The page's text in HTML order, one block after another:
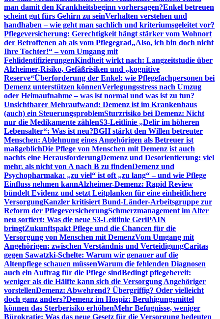
man damit den Krankheitsbeginn vorhersagen?Enkel betreuen
scheint gut fürs Gehirn zu seinVerhalten verstehen und
handhaben – wie geht man sachlich und kriteriumsgeleitet vor?
Pflegeversicherung: Gerechtigkeit hängt stärker vom Wohnort
der Betroffenen ab als vom Pflegegrad„Also, ich bin doch nicht
Ihre Tochter!“ – vom Umgang mit
FehlidentifizierungenKindheit wirkt nach: Langzeitstudie über
Alzheimer-Risiko, Gefäßrisiken und „kognitive
Reserve“Überforderung der Enkel: wie Pflegefachpersonen bei
Demenz unterstützen könnenVerlegungsstress nach Umzug
oder Heimaufnahme – was ist normal und was ist zu tun?
Unsichtbarer Mehraufwand: Demenz ist im Krankenhaus
(auch) ein SteuerungsproblemSturzrisiko bei Demenz: Nicht
nur die Medikamente zählenS3-Leitlinie „Delir im höheren
Lebensalter“: Was ist neu?BGH stärkt den Willen betreuter
Menschen: Ablehnung eines Angehörigen als Betreuer ist
maßgeblichDie Pflege von Menschen mit Demenz ist auch
nachts eine HerausforderungDemenz und Desorientierung: viel
mehr, als nicht von A nach B zu findenDemenz und
Psychopharmaka: „zu viel“ ist oft „zu lang“ – und wie Pflege
Einfluss nehmen kannAlzheimer-Demenz: Rapid Review
bündelt Evidenz und setzt Leitplanken für eine einheitlichere
VersorgungKanzler kritisiert Bund-Länder-Arbeitsgruppe zur
Reform der PflegeversicherungSchmerzmanagement im Alter
neu sortiert: Was die neue S3-Leitlinie GeriPAIN
bringtZukunftspakt Pflege und die Chancen für die
Versorgung von Menschen mit DemenzVom Umgang mit
Angehörigen: zwischen Verständnis und VerteidigungCaritas
gegen Sawatzki-Schelte: Warum wir genauer auf die
Altenpflege schauen müssenWarum die fehlenden Diagnosen
auch ein Auftrag für die Pflege sindBedingt pflegebereit:
weniger als die Hälfte kann sich die Versorgung Angehöriger
vorstellenDemenz: Abwehrend? Übergriffig? Oder vielleicht
doch ganz anders?Demenz im Hospiz: Beruhigungsmittel
können das Sterberisiko erhöhenMehr Befugnisse, weniger
Bürokratie: Was das neue Gesetz für die Versorgung bedeuten